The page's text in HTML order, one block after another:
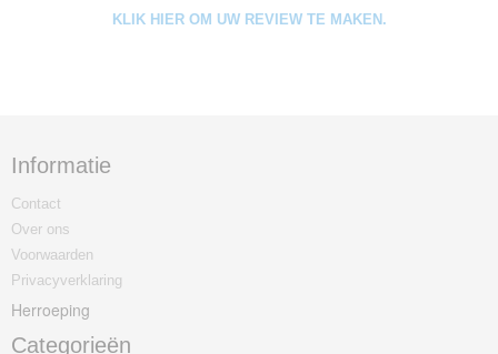
KLIK HIER OM UW REVIEW TE MAKEN.
Informatie
Contact
Over ons
Voorwaarden
Privacyverklaring
Herroeping
Categorieën